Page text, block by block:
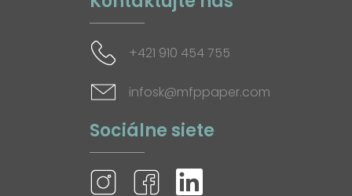
+421 910 454 755
infosk@mfppaper.com
Sociálne siete